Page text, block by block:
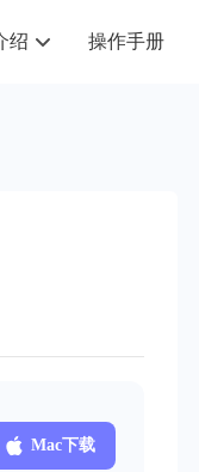
绍 操作手册
Mac下载